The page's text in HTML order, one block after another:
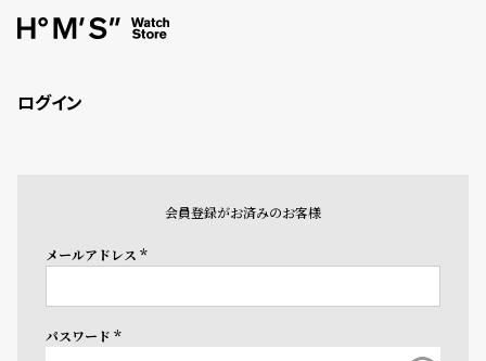
ログイン
会員登録がお済みのお客様
メールアドレス
(必
パスワード
(必